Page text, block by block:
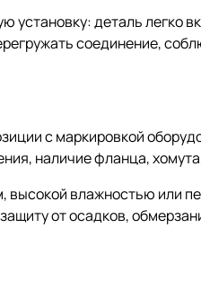
установку: деталь
соединение,
с маркировкой
наличие фланца,
высокой влажностью или
от осадков,